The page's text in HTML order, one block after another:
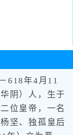
年4月11
阴）人，生于
位皇帝，一名
坚、独孤皇后